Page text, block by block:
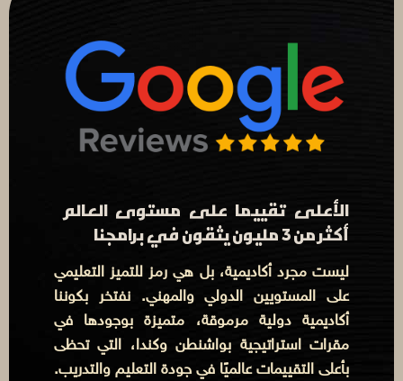
الأعلى تقييما على مستوى العالم
أكثر من 3 مليون يثقون في برامجنا
ليست مجرد أكاديمية، بل هي رمز للتميز التعليمي
على المستويين الدولي والمهني. نفتخر بكوننا
أكاديمية دولية مرموقة، متميزة بوجودها في
مقرات استراتيجية بواشنطن وكندا، التي تحظى
بأعلى التقييمات عالميًا في جودة التعليم والتدريب.